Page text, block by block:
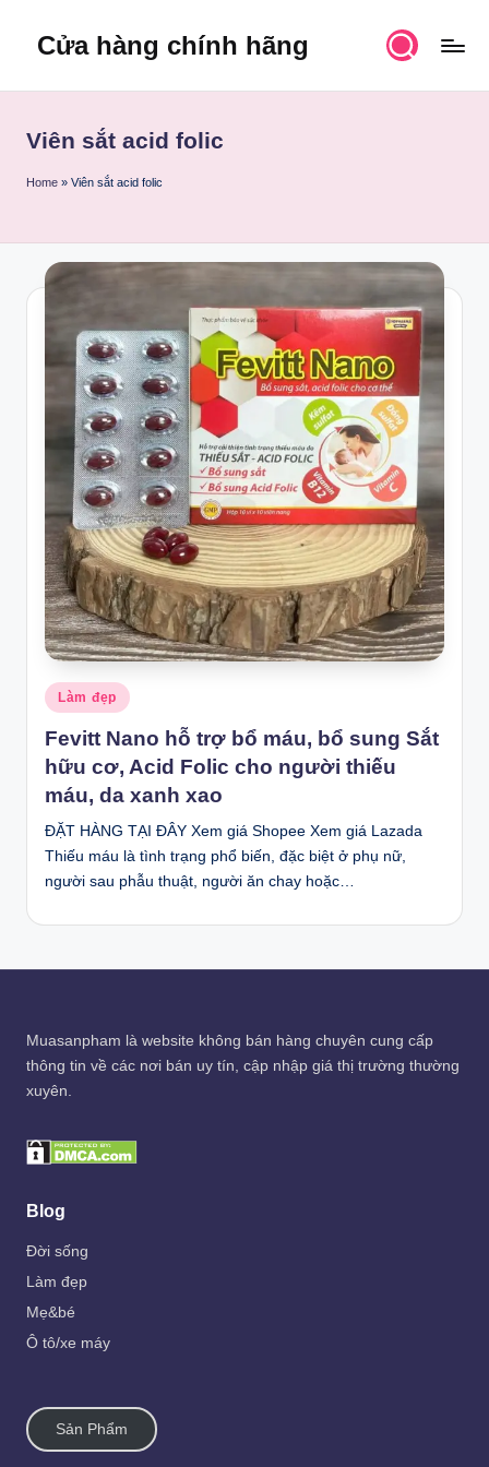
Cửa hàng chính hãng
Viên sắt acid folic
Home » Viên sắt acid folic
Posted
in
Làm đẹp
Fevitt Nano hỗ trợ bổ máu, bổ sung Sắt
hữu cơ, Acid Folic cho người thiếu
máu, da xanh xao
ĐẶT HÀNG TẠI ĐÂY Xem giá Shopee Xem giá Lazada
Thiếu máu là tình trạng phổ biến, đặc biệt ở phụ nữ,
người sau phẫu thuật, người ăn chay hoặc…
Muasanpham là website không bán hàng chuyên cung cấp
thông tin về các nơi bán uy tín, cập nhập giá thị trường thường
xuyên.
Blog
Đời sống
Làm đẹp
Mẹ&bé
Ô tô/xe máy
Sản Phẩm